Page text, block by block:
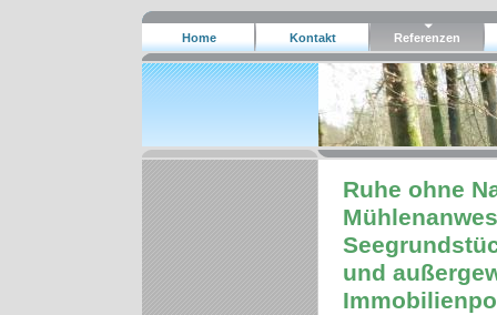
Home Kontakt Referenzen
Ruhe ohne
und